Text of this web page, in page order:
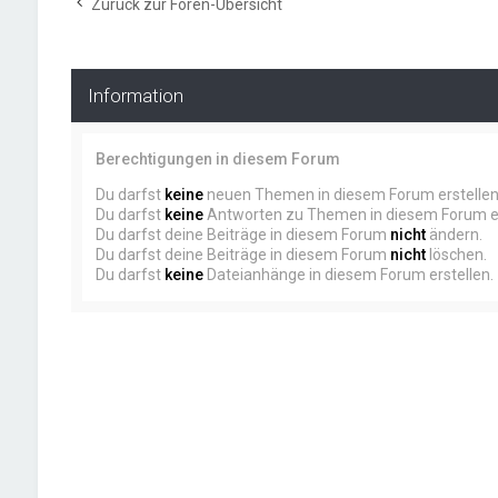
Zurück zur Foren-Übersicht
Information
Berechtigungen in diesem Forum
Du darfst keineneuen Themen in diesem Forum erstellen.
Du darfst keineAntworten zu Themen in diesem Forum
Du darfst deine Beiträge in diesem Forum nichtändern.
Du darfst deine Beiträge in diesem Forum nichtlöschen.
Du darfst keineDateianhänge in diesem Forum erstellen.